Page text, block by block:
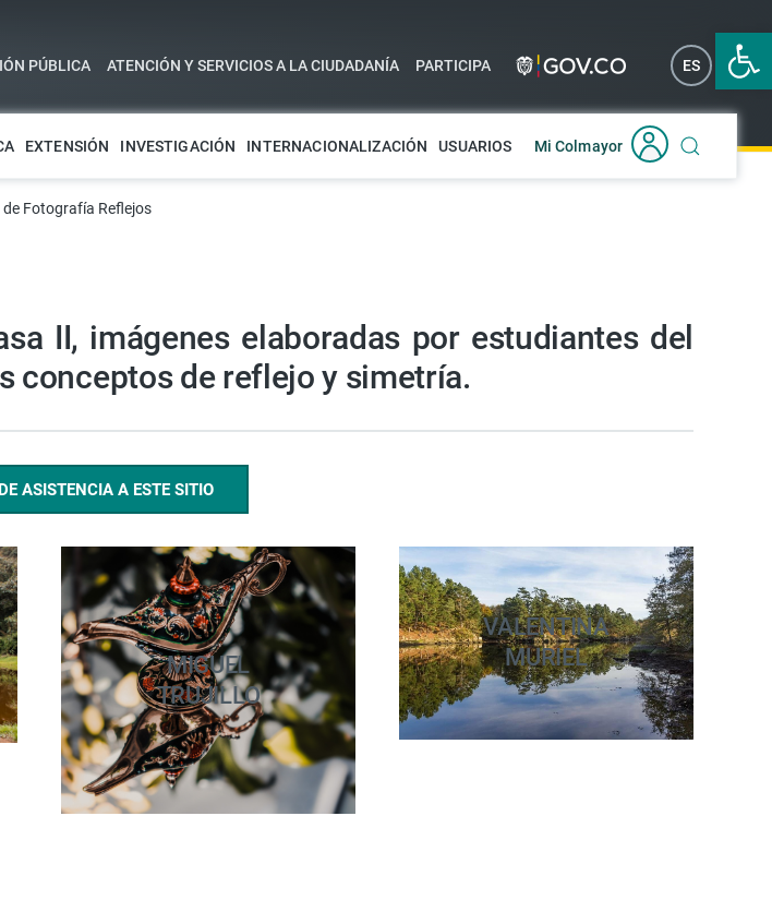
Abrir
PÚBLICA ATENCIÓN Y SERVICIOS A LA CIUDADANÍA PARTICIPA ES EN
EXTENSIÓN INVESTIGACIÓN INTERNACIONALIZACIÓN USUARIOS Mi Colmayor
de Fotografía Reflejos
II, imágenes elaboradas por estudiantes del
conceptos de reflejo y simetría.
ASISTENCIA A ESTE SITIO
MIGUEL
TRUJILLO
VALENTINA
MURIEL